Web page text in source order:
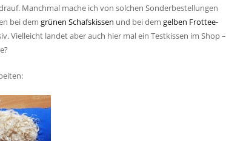
Manchmal mache ich von solchen Sonderbestellungen
bei dem grünen Schafskissen und bei dem gelben Frottee-
Vielleicht landet aber auch hier mal ein Testkissen im Shop –